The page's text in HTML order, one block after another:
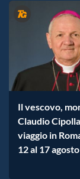
Il vescovo,
Claudio
viaggio in
12 al 17 agosto